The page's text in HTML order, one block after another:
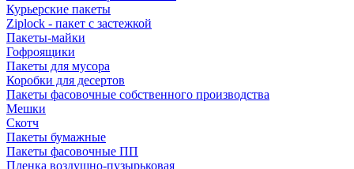
Курьерские пакеты
Ziplock - пакет с застежкой
Пакеты-майки
Гофроящики
Пакеты для мусора
Коробки для десертов
Пакеты фасовочные собственного производства
Мешки
Скотч
Пакеты бумажные
Пакеты фасовочные ПП
Пленка воздушно-пузырьковая